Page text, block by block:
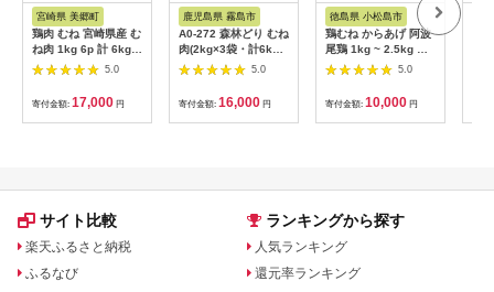
宮崎県 美郷町
鶏肉 むね 宮崎県産 む
ね肉 1kg 6p 計 6kg
[九州児湯フーズ 宮崎
県 美郷町 31ai0025]
肉 精肉 国産 鳥肉 と
り肉 鳥 鶏 トリ 若鶏
国産鶏
5.0
寄付金額: 17,000 円
ス
鹿児島県 霧島市
A0-272 森林どり むね
肉(2kg×3袋・計6kg)
【ウェルファムフー
ズ】霧島市 鶏胸肉 鶏
ムネ肉 6kg 鶏むね 国
産 鳥肉 鶏肉 胸肉
5.0
寄付金額: 16,000 円
徳島県 小松島市
鶏むね からあげ 阿波
尾鶏 1kg ~ 2.5kg 選
べる 内容量 冷凍 唐揚
げ 唐揚 カラアゲ ミン
チ 入り 惣菜 揚げ物
冷凍食品 鶏肉 鶏 鳥
鶏唐揚げ 鶏のから揚
5.0
寄付金額: 10,000 円
サイト比較
楽天ふるさと納税
ふるなび
ランキングから探す
人気ランキング
還元率ランキング